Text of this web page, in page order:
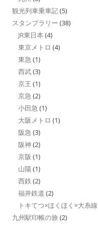
観光列車乗車記(5)
スタンプラリー (38)
JR東日本 (4)
東京メトロ (4)
東急 (1)
西武(3)
京王 (1)
京急 (2)
小田急 (1)
大阪メトロ (1)
阪急 (3)
阪神 (2)
京阪 (1)
山陽 (1)
西鉄 (2)
福井鉄道 (2)
トキてつ×ほくほく×大糸線
九州駅印帳の旅 (2)